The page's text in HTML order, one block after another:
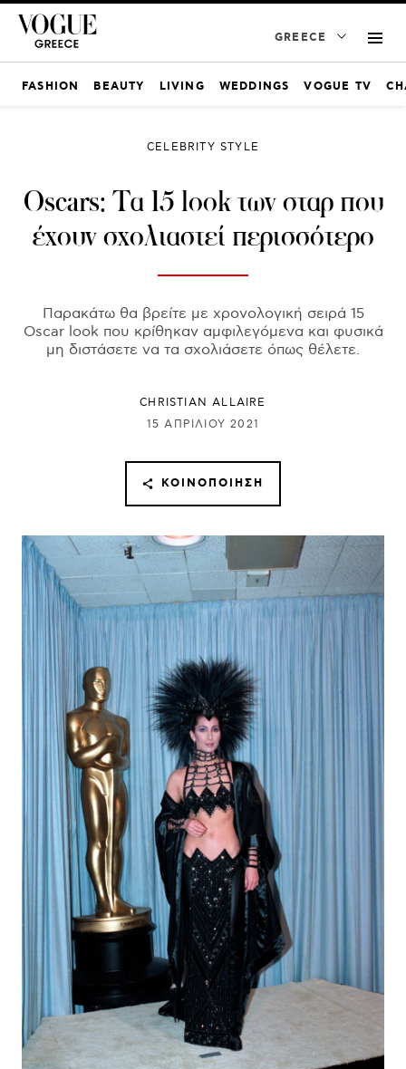
GREECE
FASHION BEAUTY LIVING WEDDINGS VOGUE TV
CELEBRITY STYLE
Oscars: Τα 15 look των σταρ που
έχουν σχολιαστεί περισσότερο
Παρακάτω θα βρείτε με χρονολογική σειρά 15
Oscar look που κρίθηκαν αμφιλεγόμενα και φυσικά
μη διστάσετε να τα σχολιάσετε όπως θέλετε.
CHRISTIAN ALLAIRE
15 ΑΠΡΙΛΊΟΥ 2021
ΚΟΙΝΟΠΟΊΗΣΗ